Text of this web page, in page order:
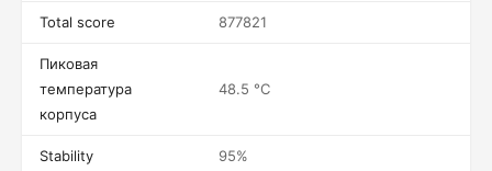
Total score 877821
Пиковая
температура
корпуса
48.5 °C
Stability 95%